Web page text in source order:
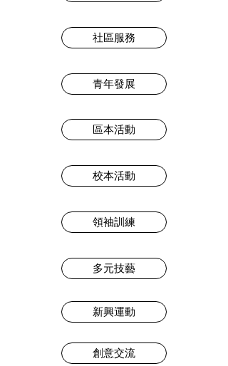
社區服務
青年發展
區本活動
校本活動
領袖訓練
多元技藝
新興運動
創意交流